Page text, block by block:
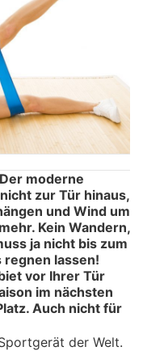
moderne
zur Tür hinaus,
und Wind um
Kein Wandern,
ja nicht bis zum
regnen lassen!
vor Ihrer Tür
im nächsten
Auch nicht für
der Welt.